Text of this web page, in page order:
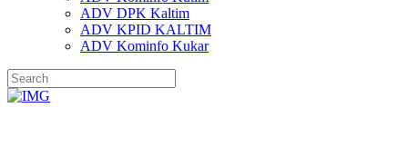
ADV DPK Kaltim
ADV KPID KALTIM
ADV Kominfo Kukar